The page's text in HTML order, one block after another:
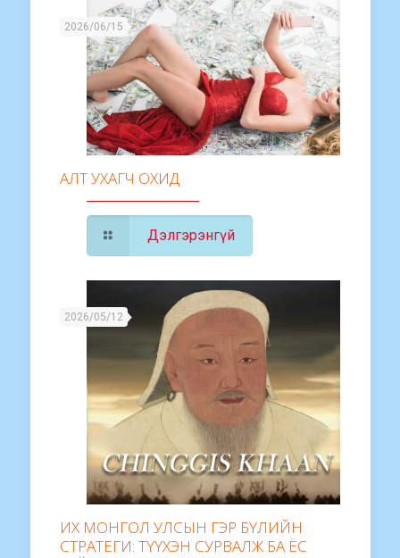
2026/06/15
АЛТ УХАГЧ ОХИД
Дэлгэрэнгүй
2026/05/12
ИХ МОНГОЛ УЛСЫН ГЭР БҮЛИЙН
СТРАТЕГИ: ТҮҮХЭН СУРВАЛЖ БА ЁС